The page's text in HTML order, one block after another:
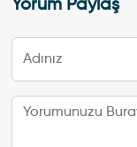
Yorum Paylaş